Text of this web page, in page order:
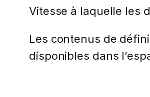
Vitesse à laquelle les
Les contenus de
disponibles dans